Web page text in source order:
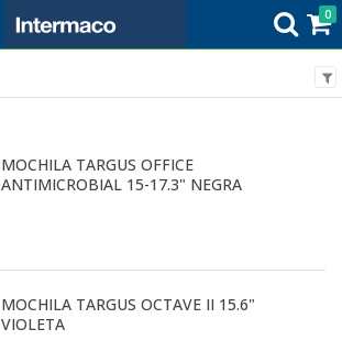
0
MOCHILA TARGUS OFFICE
ANTIMICROBIAL 15-17.3" NEGRA
MOCHILA TARGUS OCTAVE II 15.6"
VIOLETA